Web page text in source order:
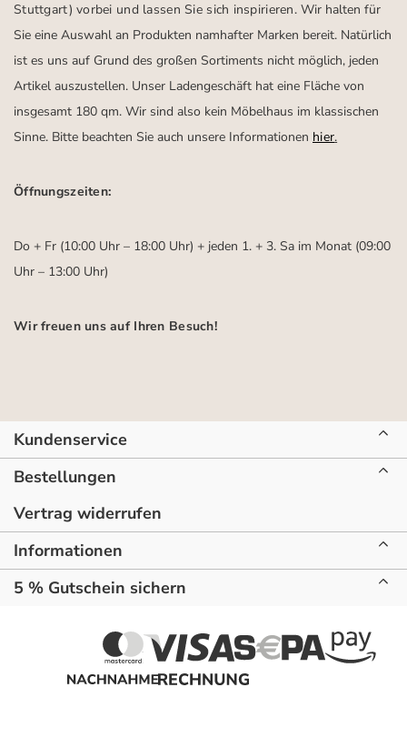
Stuttgart) vorbei und lassen Sie sich inspirieren.Wir halten für
Sie eine Auswahl an Produkten namhafter Marken bereit. Natürlich
ist es uns auf Grund des großen Sortiments nicht möglich, jeden
Artikel auszustellen. Unser Ladengeschäft hat eine Fläche von
insgesamt 180 qm. Wir sind also kein Möbelhaus im klassischen
Sinne. Bitte beachten Sie auch unsere Informationen hier.
Öffnungszeiten:
Do + Fr (10:00 Uhr – 18:00 Uhr) + jeden 1. + 3. Sa im Monat (09:00
Uhr – 13:00 Uhr)
Wir freuen uns auf Ihren Besuch!
Kundenservice
Bestellungen
Vertrag widerrufen
Informationen
5 % Gutschein sichern